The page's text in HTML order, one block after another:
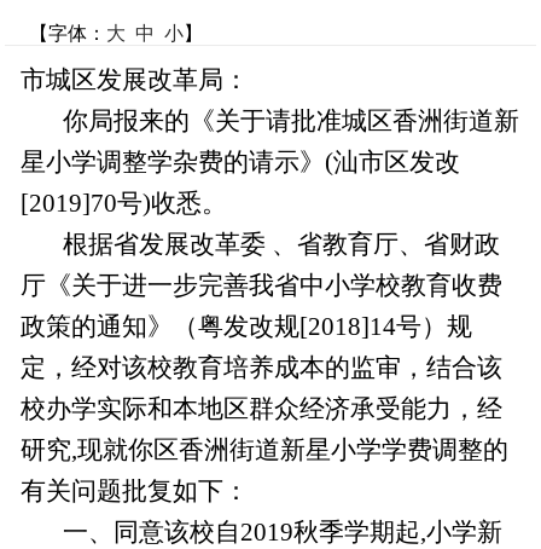
【字体： 大 中 小】
市城区发展改革局：
你局报来的《关于请批准城区香洲街道新
星小学调整学杂费的请示》(汕市区发改
[2019]70号)收悉。
根据省发展改革委 、省教育厅、省财政
厅《关于进一步完善我省中小学校教育收费
政策的通知》（粤发改规[2018]14号）规
定，经对该校教育培养成本的监审，结合该
校办学实际和本地区群众经济承受能力，经
研究,现就你区香洲街道新星小学学费调整的
有关问题批复如下：
一、同意该校自2019秋季学期起,小学新